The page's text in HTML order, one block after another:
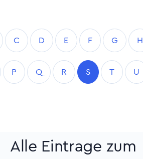
C D E F G H
P Q R S T U
Alle Eintrage zum